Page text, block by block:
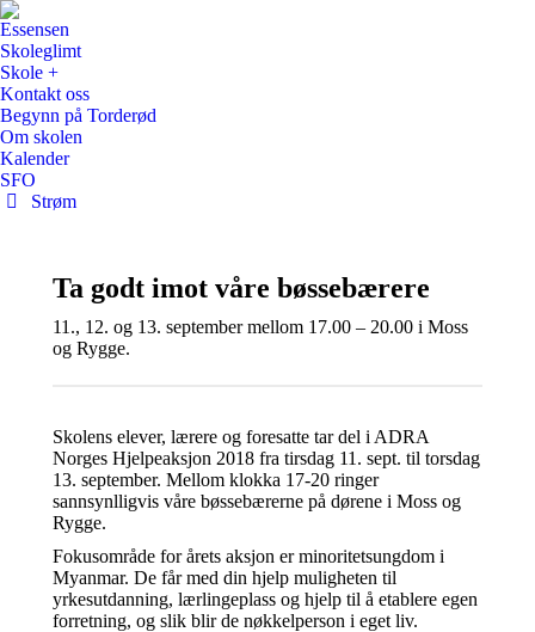
Essensen
Skoleglimt
Skole +
Kontakt oss
Begynn på Torderød
Om skolen
Kalender
SFO
Strøm
Ta godt imot våre bøssebærere
11., 12. og 13. september mellom 17.00 – 20.00 i Moss
og Rygge.
Skolens elever, lærere og foresatte tar del i ADRA
Norges Hjelpeaksjon 2018 fra tirsdag 11. sept. til torsdag
13. september. Mellom klokka 17-20 ringer
sannsynlligvis våre bøssebærerne på dørene i Moss og
Rygge.
Fokusområde for årets aksjon er minoritetsungdom i
Myanmar. De får med din hjelp muligheten til
yrkesutdanning, lærlingeplass og hjelp til å etablere egen
forretning, og slik blir de nøkkelperson i eget liv.